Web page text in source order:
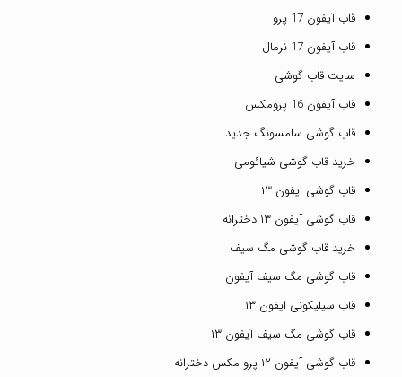
قاب آیفون 17 پرو
قاب آیفون 17 نرمال
سایت قاب گوشی
قاب آیفون 16 پرومکس
قاب گوشی سامسونگ جدید
خرید قاب گوشی شیائومی
قاب گوشی ایفون ۱۳
قاب گوشی آیفون ۱۳ دخترانه
خرید قاب گوشی مگ سیف
قاب گوشی مگ سیف آیفون
قاب سیلیکونی ایفون ۱۳
قاب گوشی مگ سیف آیفون ۱۳
قاب گوشی آیفون ۱۲ پرو مکس دخترانه